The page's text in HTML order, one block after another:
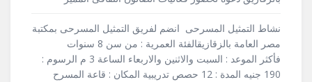
نشاط التمثيل المسرحى انضم لفريق التمثيل المسرحى بمكتبة
مصر العامة بالزقازيقالفئة العمرية : من سن 8 سنوات
فأكثر الموعد : السبت والاثنين والاربعاء الساعة 3 م الرسوم :
190 جنيه المدة : 12 حصص تدريبية المكان : قاعة المسرح